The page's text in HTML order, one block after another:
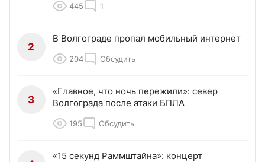
445 1
2
В Волгограде пропал мобильный интернет
204 Обсудить
3
«Главное, что ночь пережили»: север
Волгограда после атаки БПЛА
195 Обсудить
«15 секунд Раммштайна»: концерт